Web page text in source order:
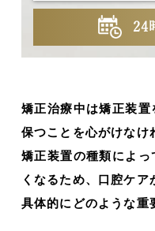
24
矯正治療中は矯正装
保つことを心がけなけ
矯正装置の種類によ
くなるため、口腔ケア
具体的にどのような重